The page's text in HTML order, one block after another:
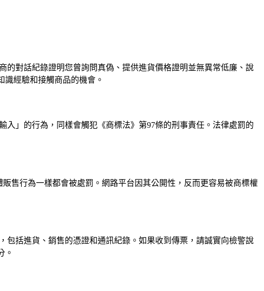
的對話紀錄證明您曾詢問真偽、提供進貨價格證明並無異常低廉、說
經驗和接觸商品的機會。
」的行為，同樣會觸犯《商標法》第97條的刑事責任。法律處罰的
售行為一樣都會被處罰。網路平台因其公開性，反而更容易被商標權
括進貨、銷售的憑證和通訊紀錄。如果收到傳票，請誠實向檢警說
。